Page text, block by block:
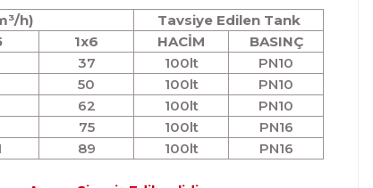
h)
Tavsiye Edilen Tank
1x6 HACİM
BASINÇ
37 100lt
PN10
50 100lt
PN10
62 100lt
PN10
75 100lt
PN16
89 100lt PN16